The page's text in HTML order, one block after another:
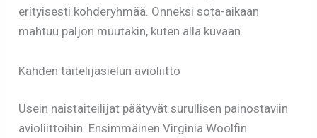
erityisesti kohderyhmää. Onneksi sota-aikaan
mahtuu paljon muutakin, kuten alla kuvaan.
Kahden taitelijasielun avioliitto
Usein naistaiteilijat päätyvät surullisen painostaviin
avioliittoihin. Ensimmäinen Virginia Woolfin